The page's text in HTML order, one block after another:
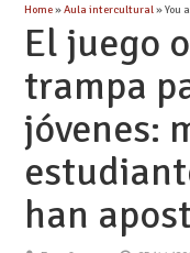
Home»Aula intercultural» You
El juego
trampa
jóvenes:
han